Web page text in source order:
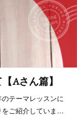
Aさん篇】
テーマレッスンに
をご紹介していま…